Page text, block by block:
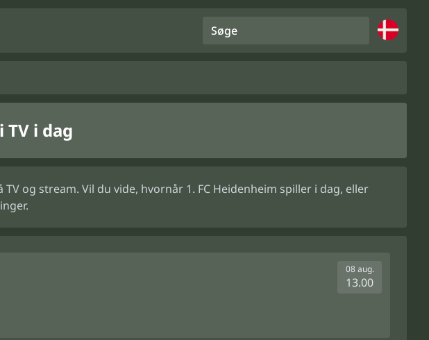
Søge
TV i dag
og stream. Vil du vide, hvornår 1. FC Heidenheim spiller i dag, eller
08 aug.
13.00